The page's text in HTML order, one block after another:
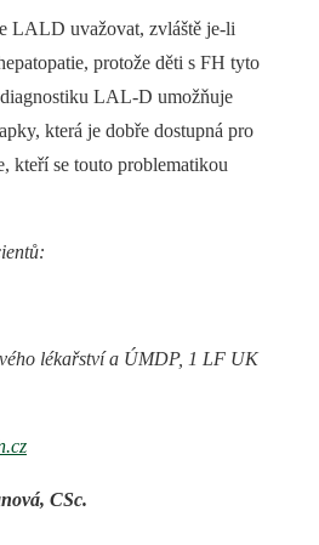
LALD uvažovat, zvláště je-li
protože děti s FH tyto
LAL-D umožňuje
která je dobře dostupná pro
kteří se touto problematikou
lékařství a ÚMDP, 1 LF UK
CSc.